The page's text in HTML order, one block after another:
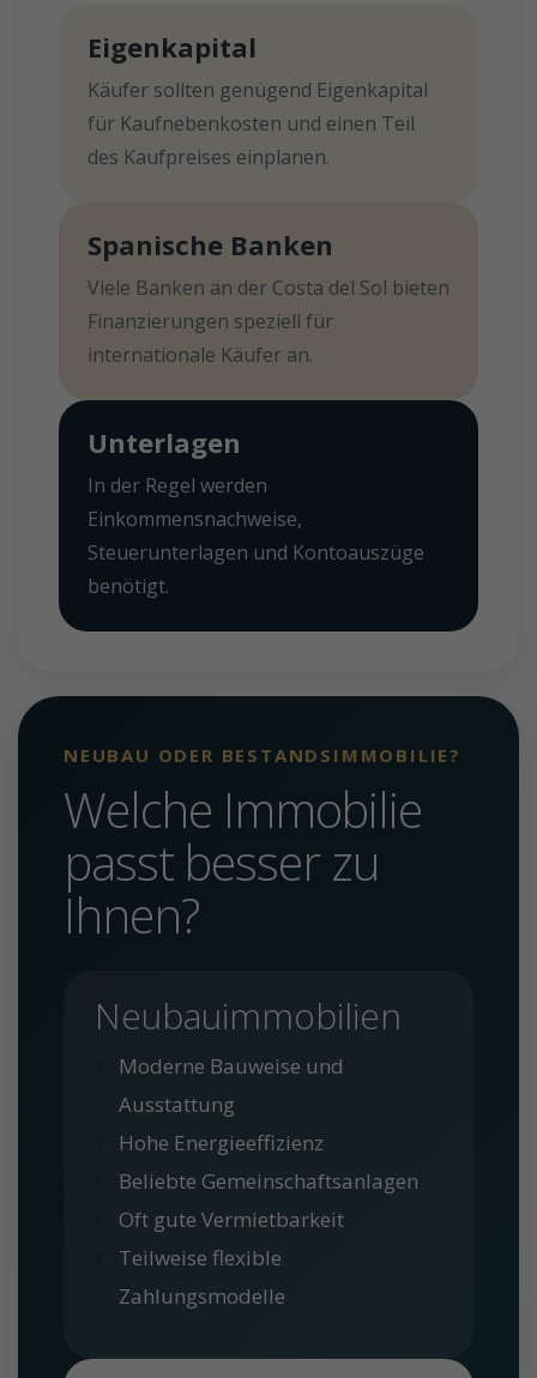
Eigenkapital
Käufer sollten genügend Eigenkapital
für Kaufnebenkosten und einen Teil
des Kaufpreises einplanen.
Spanische Banken
Viele Banken an der Costa del Sol bieten
Finanzierungen speziell für
internationale Käufer an.
Unterlagen
In der Regel werden
Einkommensnachweise,
Steuerunterlagen und Kontoauszüge
benötigt.
NEUBAU ODER BESTANDSIMMOBILIE?
Welche Immobilie
passt besser zu
Ihnen?
Neubauimmobilien
Moderne Bauweise und
Ausstattung
Hohe Energieeffizienz
Beliebte Gemeinschaftsanlagen
Oft gute Vermietbarkeit
Teilweise flexible
Zahlungsmodelle